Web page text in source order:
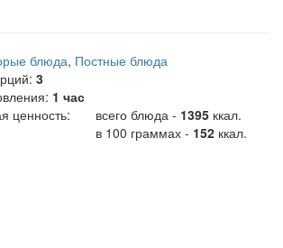
блюда, Постные блюда
3
1 час
ценность:
всего блюда - 1395 ккал.
в 100 граммах - 152 ккал.